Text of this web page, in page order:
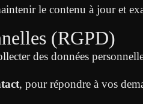
le contenu à jour et
(RGPD)
des données
, pour répondre à vos